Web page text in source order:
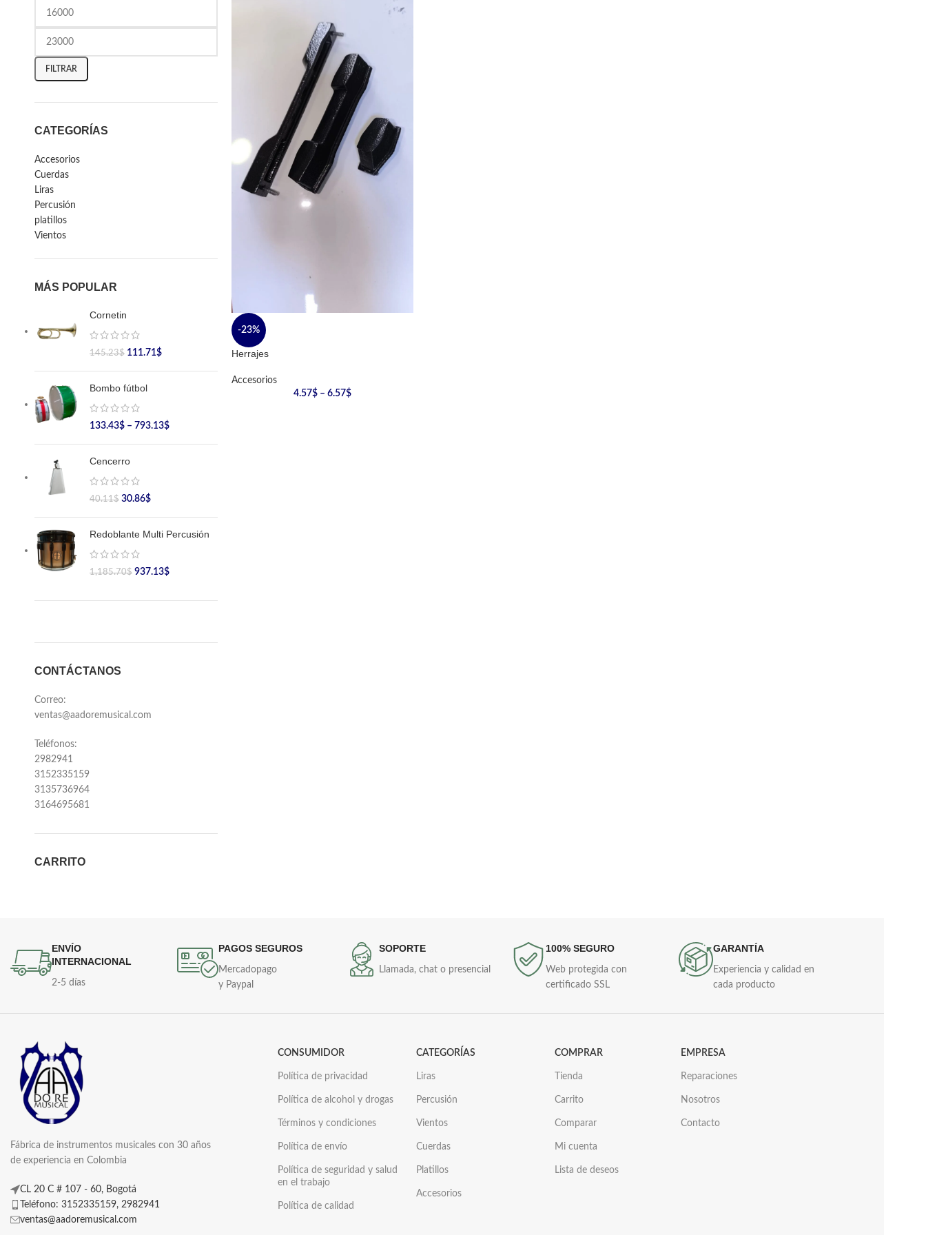
FILTRAR
CATEGORÍAS
Accesorios
Cuerdas
Liras
Percusión
platillos
Vientos
MÁS POPULAR
Cornetin
145.23$ 111.71$
Bombo fútbol
133.43$ – 793.13$
Cencerro
40.11$ 30.86$
Redoblante Multi Percusión
1,185.70$ 937.13$
CONTÁCTANOS
Correo:
ventas@aadoremusical.com
Teléfonos:
2982941
3152335159
3135736964
3164695681
CARRITO
-23%
Herrajes
Accesorios
4.57$ – 6.57$
ENVÍO
INTERNACIONAL
2-5 días
PAGOS SEGUROS
Mercadopago
y Paypal
SOPORTE
Llamada, chat o presencial
100% SEGURO
Web protegida con
certificado SSL
GARANTÍA
Experiencia y calidad en
cada producto
Fábrica de instrumentos musicales con 30 años
de experiencia en Colombia
CL 20 C # 107 - 60, Bogotá
Teléfono: 3152335159, 2982941
ventas@aadoremusical.com
CONSUMIDOR
Política de privacidad
Política de alcohol y drogas
Términos y condiciones
Política de envío
Política de seguridad y salud
en el trabajo
Política de calidad
CATEGORÍAS
Liras
Percusión
Vientos
Cuerdas
Platillos
Accesorios
COMPRAR
Tienda
Carrito
Comparar
Mi cuenta
Lista de deseos
EMPRESA
Reparaciones
Nosotros
Contacto